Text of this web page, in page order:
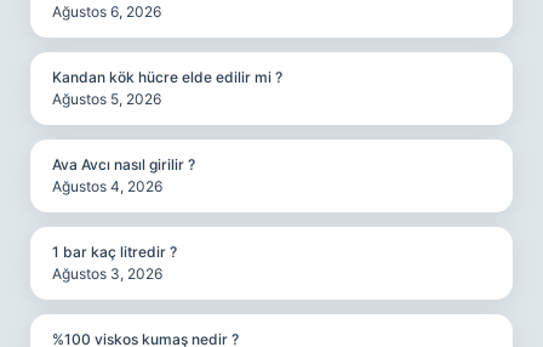
Ağustos 6, 2026
Kandan kök hücre elde edilir mi ?
Ağustos 5, 2026
Ava Avcı nasıl girilir ?
Ağustos 4, 2026
1 bar kaç litredir ?
Ağustos 3, 2026
%100 viskos kumaş nedir ?